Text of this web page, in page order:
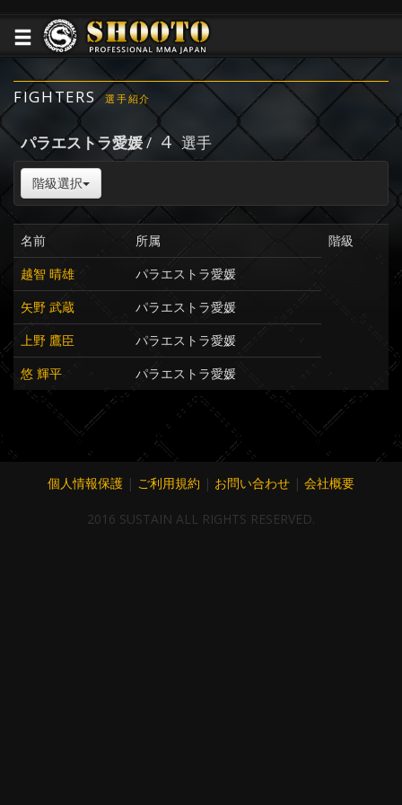
FIGHTERS 選手紹介
パラエストラ愛媛/ 4 選手
階級選択
名前 所属
階級
越智 晴雄
パラエストラ愛媛
矢野 武蔵
パラエストラ愛媛
上野 鷹臣
パラエストラ愛媛
悠 輝平
パラエストラ愛媛
個人情報保護 | ご利用規約 | お問い合わせ | 会社概要
2016 SUSTAIN ALL RIGHTS RESERVED.